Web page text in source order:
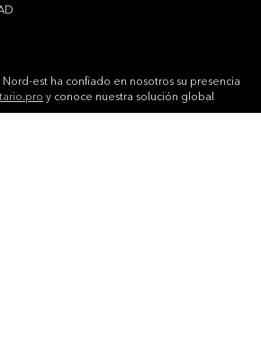
est ha confiado en nosotros su presencia
y conoce nuestra solución global